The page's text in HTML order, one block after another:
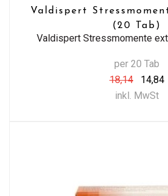
Valdispert
(20 Tab)
Valdispert Stressmomente
per 20 Tab
18,14
14,84
inkl. MwSt